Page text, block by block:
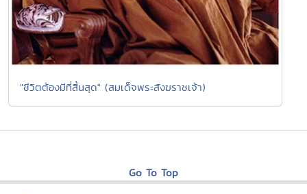
"ชีวิตต้องมีที่สิ้นสุด" (สมเด็จพระสังฆราชเจ้า)
Go To Top